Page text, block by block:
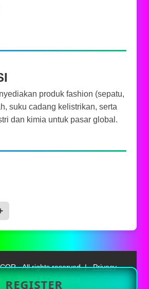
produk fashion (sepatu,
suku cadang kelistrikan, serta
dan kimia untuk pasar global.
REGISTER
- All rights reserved. | Privacy
Terms & Conditions